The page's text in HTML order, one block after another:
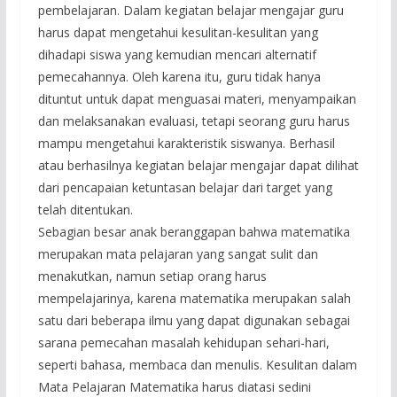
pembelajaran. Dalam kegiatan belajar mengajar guru
harus dapat mengetahui kesulitan-kesulitan yang
dihadapi siswa yang kemudian mencari alternatif
pemecahannya. Oleh karena itu, guru tidak hanya
dituntut untuk dapat menguasai materi, menyampaikan
dan melaksanakan evaluasi, tetapi seorang guru harus
mampu mengetahui karakteristik siswanya. Berhasil
atau berhasilnya kegiatan belajar mengajar dapat dilihat
dari pencapaian ketuntasan belajar dari target yang
telah ditentukan.
Sebagian besar anak beranggapan bahwa matematika
merupakan mata pelajaran yang sangat sulit dan
menakutkan, namun setiap orang harus
mempelajarinya, karena matematika merupakan salah
satu dari beberapa ilmu yang dapat digunakan sebagai
sarana pemecahan masalah kehidupan sehari-hari,
seperti bahasa, membaca dan menulis. Kesulitan dalam
Mata Pelajaran Matematika harus diatasi sedini